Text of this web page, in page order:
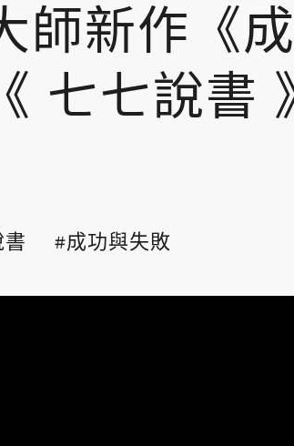
師新作《
七七說書
書 成功與失敗